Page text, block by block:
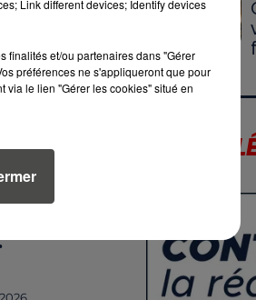
POUR
LE
Link different devices; Identify devices
finalités et/ou partenaires dans "Gérer
préférences ne s'appliqueront que pour
via le lien "Gérer les cookies" situé en